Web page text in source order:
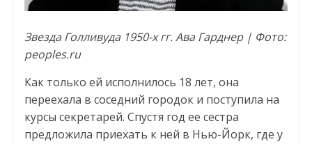
Звезда Голливуда 1950-х гг. Ава Гарднер | Фото:
peoples.ru
Как только ей исполнилось 18 лет, она
переехала в соседний городок и поступила на
курсы секретарей. Спустя год ее сестра
предложила приехать к ней в Нью-Йорк, где у